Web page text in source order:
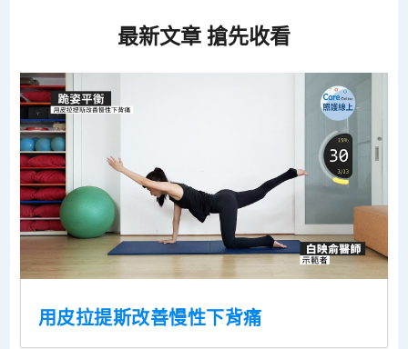
最新文章 搶先收看
用皮拉提斯改善慢性下背痛